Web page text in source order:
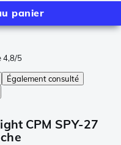
panier
4,8/5
Également consulté
CPM SPY-27